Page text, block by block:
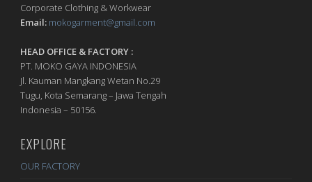
Corporate Clothing & Workwear
Email: mokogarment@gmail.com
HEAD OFFICE & FACTORY :
PT. MOKO GAYA INDONESIA
Jl. Kauman Mangkang Wetan No.29
Tugu, Kota Semarang – Jawa Tengah
Indonesia – 50156.
EXPLORE
OUR FACTORY